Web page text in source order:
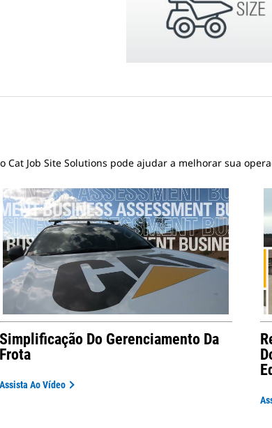
Job Site Solutions pode ajudar a melhorar sua
Simplificação Do Gerenciamento Da
Frota
Assista Ao Vídeo